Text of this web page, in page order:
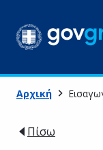
Αρχική
Πίσω